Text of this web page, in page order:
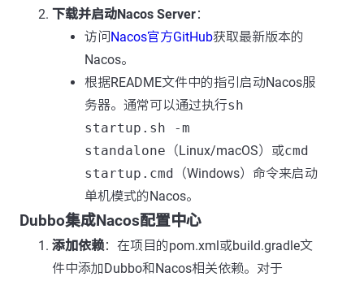
下载并启动Nacos Server：
访问Nacos官方GitHub获取最新版本的
Nacos。
根据README文件中的指引启动Nacos服
务器。通常可以通过执行sh
startup.sh -m
standalone （Linux/macOS）或cmd
startup.cmd （Windows）命令来启动
单机模式的Nacos。
Dubbo集成Nacos配置中心
添加依赖：在项目的pom.xml或build.gradle文
件中添加Dubbo和Nacos相关依赖。对于